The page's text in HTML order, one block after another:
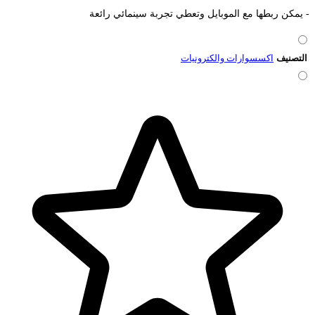
- يمكن ربطها مع الموبايل وتعطي تجربة سينمائي رائعة
التصنيف اكسسوارات والكترونيات